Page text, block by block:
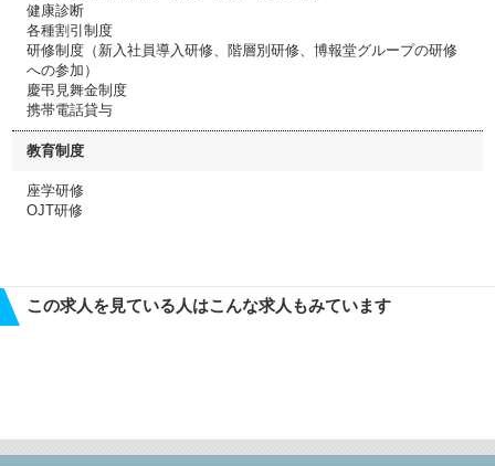
健康診断
各種割引制度
研修制度（新入社員導入研修、階層別研修、博報堂グループの研修
への参加）
慶弔見舞金制度
携帯電話貸与
教育制度
座学研修
OJT研修
この求人を見ている人はこんな求人もみています